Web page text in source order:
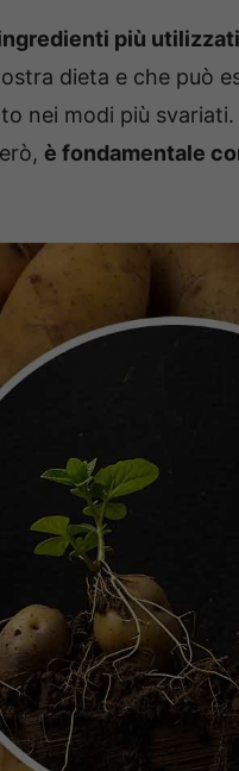
più
dieta e che può
nei modi più svariati.
è fondamentale